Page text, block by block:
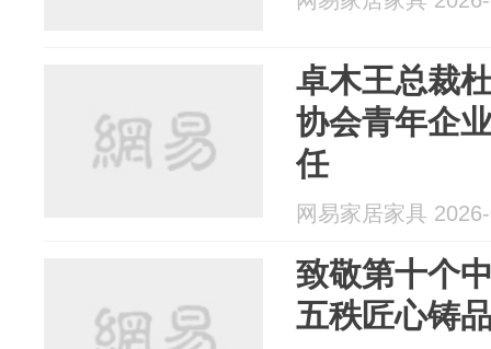
卓木王总裁
协会青年企
任
网易家居家具
致敬第十个
五秩匠心铸